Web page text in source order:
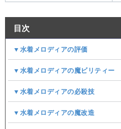
目次
▼水着メロディアの評価
▼水着メロディアの魔ビリティー
▼水着メロディアの必殺技
▼水着メロディアの魔改造